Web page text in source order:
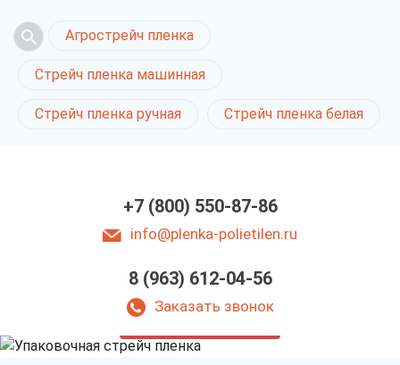
Агрострейч пленка
Стрейч пленка машинная
Стрейч пленка ручная Стрейч пленка белая
+7 (800) 550-87-86
info@plenka-polietilen.ru
8 (963) 612-04-56
Заказать звонок
для упаковки
в Ростове-на-Дону